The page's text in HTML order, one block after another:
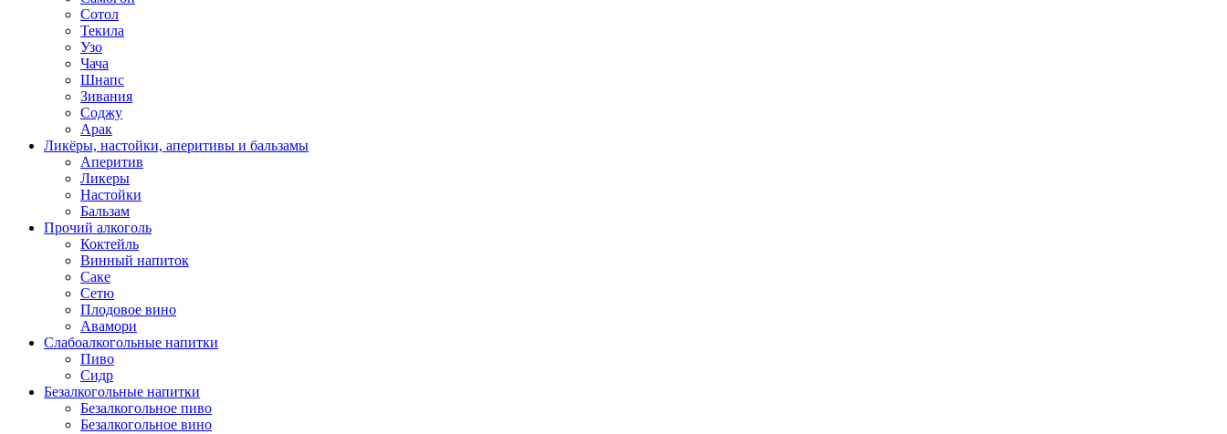
Сотол
Текила
Узо
Чача
Шнапс
Зивания
Соджу
Арак
Ликёры, настойки, аперитивы и бальзамы
Аперитив
Ликеры
Настойки
Бальзам
Прочий алкоголь
Коктейль
Винный напиток
Саке
Сетю
Плодовое вино
Авамори
Слабоалкогольные напитки
Пиво
Сидр
Безалкогольные напитки
Безалкогольное пиво
Безалкогольное вино